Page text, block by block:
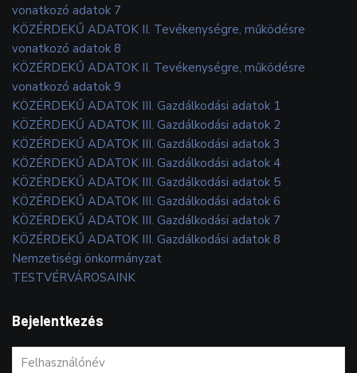
vonatkozó adatok 7
KÖZÉRDEKŰ ADATOK II. Tevékenységre, működésre
vonatkozó adatok 8
KÖZÉRDEKŰ ADATOK II. Tevékenységre, működésre
vonatkozó adatok 9
KÖZÉRDEKŰ ADATOK III. Gazdálkodási adatok 1
KÖZÉRDEKŰ ADATOK III. Gazdálkodási adatok 2
KÖZÉRDEKŰ ADATOK III. Gazdálkodási adatok 3
KÖZÉRDEKŰ ADATOK III. Gazdálkodási adatok 4
KÖZÉRDEKŰ ADATOK III. Gazdálkodási adatok 5
KÖZÉRDEKŰ ADATOK III. Gazdálkodási adatok 6
KÖZÉRDEKŰ ADATOK III. Gazdálkodási adatok 7
KÖZÉRDEKŰ ADATOK III. Gazdálkodási adatok 8
Nemzetiségi önkormányzat
TESTVÉRVÁROSAINK
Bejelentkezés